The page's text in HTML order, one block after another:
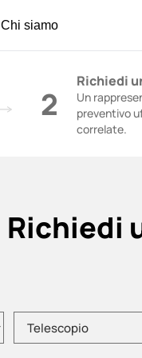
Chi siamo
2
Richiedi
Un
preventivo
correlate.
Richiedi